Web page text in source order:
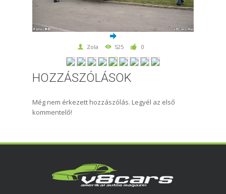
Zola 525 0
HOZZÁSZÓLÁSOK
Még nem érkezett hozzászólás. Legyél az első
kommentelő!